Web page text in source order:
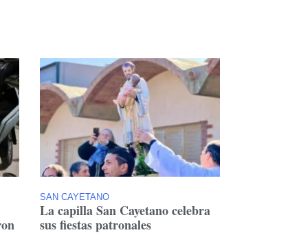
SAN CAYETANO
La capilla San Cayetano celebra
sus fiestas patronales